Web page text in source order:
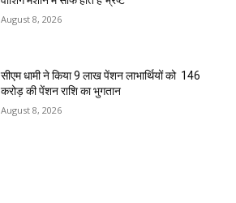
August 8, 2026
सीएम धामी ने किया 9 लाख पेंशन लाभार्थियों को ₹ 146
करोड़ की पेंशन राशि का भुगतान
August 8, 2026